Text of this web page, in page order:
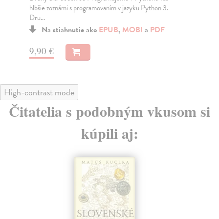
obsiahnuté v tisíckach článkov, kníh či umeleckých diel
a...
Na stiahnutie ako EPUB, MOBI a PDF
14,00 €
High-contrast mode
Čitatelia s podobným vkusom si
kúpili aj: